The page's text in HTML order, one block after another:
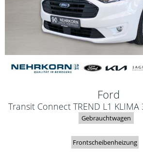
Ford
Transit Connect TREND L1 KLIMA
Gebrauchtwagen
Frontscheibenheizung